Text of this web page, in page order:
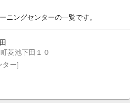
ニングセンターの一覧です。
菱池下田１０
ター]